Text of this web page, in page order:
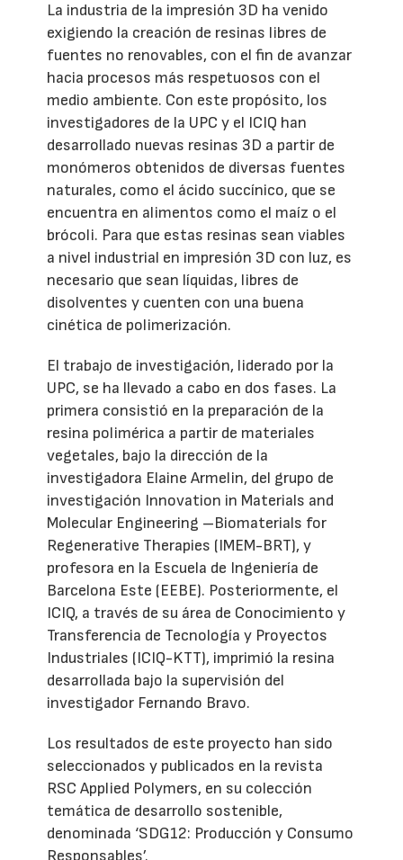
La industria de la impresión 3D ha venido
exigiendo la creación de resinas libres de
fuentes no renovables, con el fin de avanzar
hacia procesos más respetuosos con el
medio ambiente. Con este propósito, los
investigadores de la UPC y el ICIQ han
desarrollado nuevas resinas 3D a partir de
monómeros obtenidos de diversas fuentes
naturales, como el ácido succínico, que se
encuentra en alimentos como el maíz o el
brócoli. Para que estas resinas sean viables
a nivel industrial en impresión 3D con luz, es
necesario que sean líquidas, libres de
disolventes y cuenten con una buena
cinética de polimerización.
El trabajo de investigación, liderado por la
UPC, se ha llevado a cabo en dos fases. La
primera consistió en la preparación de la
resina polimérica a partir de materiales
vegetales, bajo la dirección de la
investigadora Elaine Armelin, del grupo de
investigación Innovation in Materials and
Molecular Engineering –Biomaterials for
Regenerative Therapies (IMEM-BRT), y
profesora en la Escuela de Ingeniería de
Barcelona Este (EEBE). Posteriormente, el
ICIQ, a través de su área de Conocimiento y
Transferencia de Tecnología y Proyectos
Industriales (ICIQ-KTT), imprimió la resina
desarrollada bajo la supervisión del
investigador Fernando Bravo.
Los resultados de este proyecto han sido
seleccionados y publicados en la revista
RSC Applied Polymers, en su colección
temática de desarrollo sostenible,
denominada ‘SDG12: Producción y Consumo